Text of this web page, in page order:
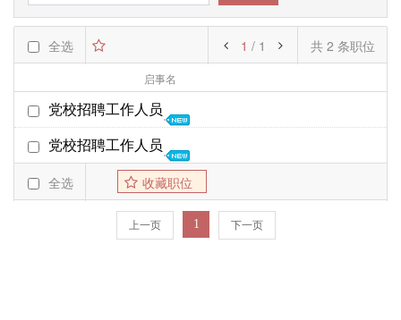
全选 共 2 条职位
1 / 1
启事名
部门名
截至日期
发布时间
党校招聘工作人员
党校
25年04月30日 01-06
党校招聘工作人员
党校
19年04月24日 04-10
全选 收藏职位
上一页 1 下一页